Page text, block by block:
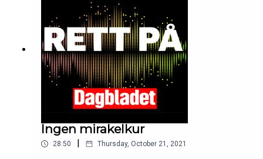
Ingen mirakelkur
28:50 | Thursday, October 21, 2021